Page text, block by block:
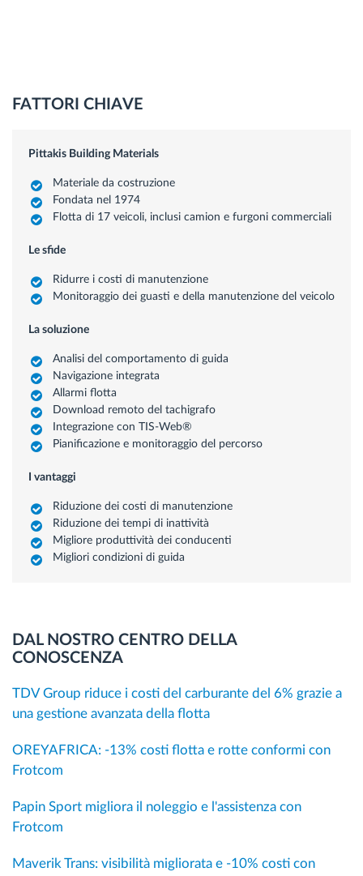
FATTORI CHIAVE
Pittakis Building Materials
Materiale da costruzione
Fondata nel 1974
Flotta di 17 veicoli, inclusi camion e furgoni commerciali
Le sfide
Ridurre i costi di manutenzione
Monitoraggio dei guasti e della manutenzione del veicolo
La soluzione
Analisi del comportamento di guida
Navigazione integrata
Allarmi flotta
Download remoto del tachigrafo
Integrazione con TIS-Web®
Pianificazione e monitoraggio del percorso
I vantaggi
Riduzione dei costi di manutenzione
Riduzione dei tempi di inattività
Migliore produttività dei conducenti
Migliori condizioni di guida
DAL NOSTRO CENTRO DELLA
CONOSCENZA
TDV Group riduce i costi del carburante del 6% grazie a
una gestione avanzata della flotta
OREYAFRICA: -13% costi flotta e rotte conformi con
Frotcom
Papin Sport migliora il noleggio e l'assistenza con
Frotcom
Maverik Trans: visibilità migliorata e -10% costi con